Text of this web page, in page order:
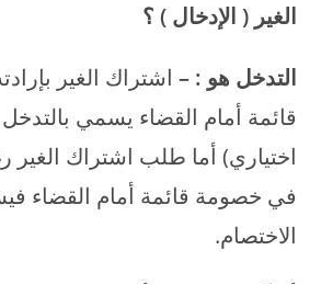
الغير ( الإدخال ) ؟
التدخل هو : – اشتراك الغير
قائمة أمام القضاء يسمي
اختياري) أما طلب اشتراك الغير
في خصومة قائمة أمام القضاء
الاختصام.